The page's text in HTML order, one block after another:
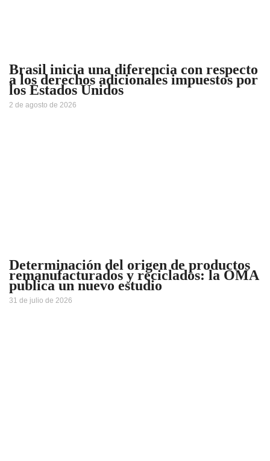
Brasil inicia una diferencia con respecto
a los derechos adicionales impuestos por
los Estados Unidos
2 de agosto de 2026
Determinación del origen de productos
remanufacturados y reciclados: la OMA
publica un nuevo estudio
31 de julio de 2026